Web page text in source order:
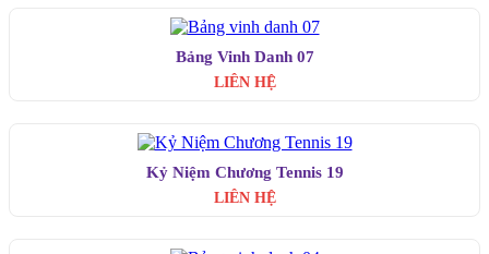
Bảng Vinh Danh 07
LIÊN HỆ
Kỷ Niệm Chương Tennis 19
LIÊN HỆ